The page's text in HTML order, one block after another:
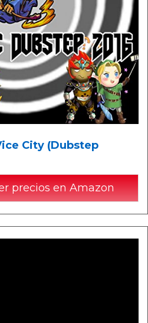
City (Dubstep
precios en Amazon